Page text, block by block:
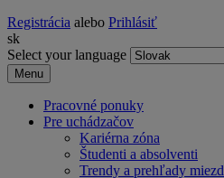
Registrácia alebo Prihlásiť
sk
Select your language
Menu
Pracovné ponuky
Pre uchádzačov
Kariérna zóna
Študenti a absolventi
Trendy a prehľady miezd